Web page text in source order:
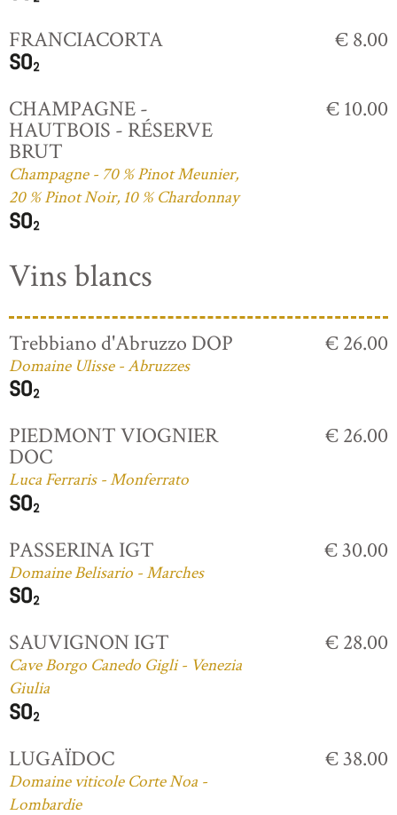
FRANCIACORTA € 8.00
CHAMPAGNE -
HAUTBOIS - RÉSERVE
BRUT
Champagne - 70 % Pinot Meunier,
20 % Pinot Noir, 10 % Chardonnay
€ 10.00
Vins blancs
Trebbiano d'Abruzzo DOP
Domaine Ulisse - Abruzzes
€ 26.00
PIEDMONT VIOGNIER
DOC
Luca Ferraris - Monferrato
€ 26.00
PASSERINA IGT
Domaine Belisario - Marches
€ 30.00
SAUVIGNON IGT
Cave Borgo Canedo Gigli - Venezia
Giulia
€ 28.00
LUGAÏDOC
Domaine viticole Corte Noa -
Lombardie
€ 38.00